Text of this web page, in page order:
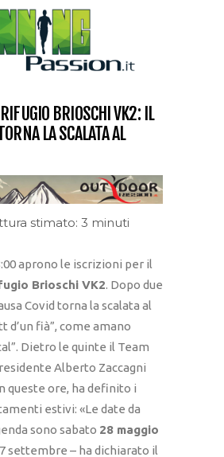
BRIOSCHI VK2: IL
LA SCALATA AL
stimato: 3 minuti
aprono le iscrizioni per il
Brioschi VK2. Dopo due
Covid torna la scalata al
d’un fià”, come amano
Dietro le quinte il Team
Alberto Zaccagni
queste ore, ha definito i
estivi: «Le date da
sono sabato 28 maggio
settembre – ha dichiarato il